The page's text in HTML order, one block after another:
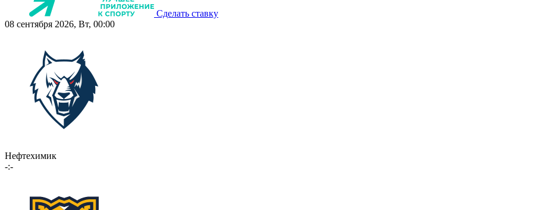
Сделать ставку
08 сентября 2026, Вт, 00:00
Нефтехимик
-:-